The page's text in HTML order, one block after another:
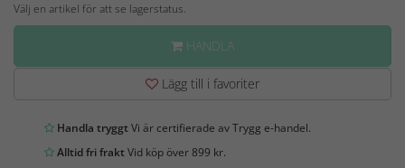
Välj en artikel för att se lagerstatus.
HANDLA
Lägg till i favoriter
Handla tryggtVi är certifierade av Trygg e-handel.
Alltid fri fraktVid köp över 899 kr.